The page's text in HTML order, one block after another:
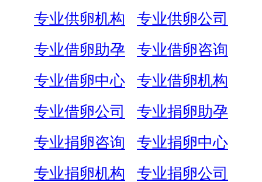
专业供卵机构
专业供卵公司
专业借卵助孕
专业借卵咨询
专业借卵中心
专业借卵机构
专业借卵公司
专业捐卵助孕
专业捐卵咨询
专业捐卵中心
专业捐卵机构
专业捐卵公司